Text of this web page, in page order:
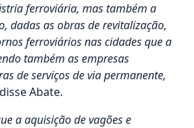
ferroviária, mas também a
dadas as obras de revitalização,
ferroviários nas cidades que a
também as empresas
de serviços de via permanente,
Abate.
a aquisição de vagões e